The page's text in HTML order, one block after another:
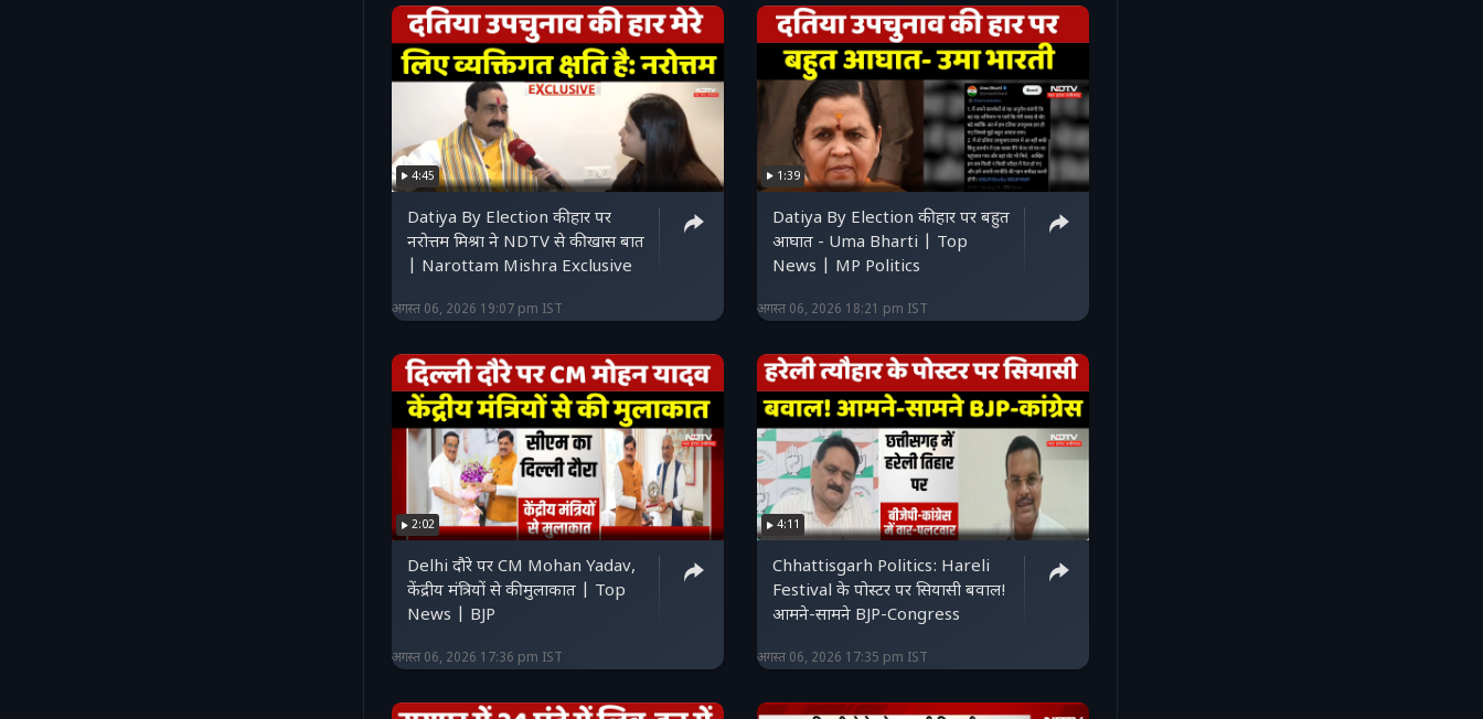
4:45
Datiya By Election की हार पर
नरोत्तम मिश्रा ने NDTV से की खास बात
| Narottam Mishra Exclusive
अगस्त 06, 2026 19:07 pm IST
1:39
Datiya By Election की हार पर बहुत
आघात - Uma Bharti | Top
News | MP Politics
अगस्त 06, 2026 18:21 pm IST
2:02
Delhi दौरे पर CM Mohan Yadav,
केंद्रीय मंत्रियों से की मुलाकात | Top
News | BJP
अगस्त 06, 2026 17:36 pm IST
4:11
Chhattisgarh Politics: Hareli
Festival के पोस्टर पर सियासी बवाल!
आमने-सामने BJP-Congress
अगस्त 06, 2026 17:35 pm IST